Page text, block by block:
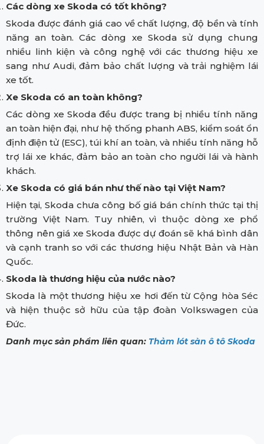
Các dòng xe Skoda có tốt không?
Skoda được đánh giá cao về chất lượng, độ bền và tính
năng an toàn. Các dòng xe Skoda sử dụng chung
nhiều linh kiện và công nghệ với các thương hiệu xe
sang như Audi, đảm bảo chất lượng và trải nghiệm lái
xe tốt.
Xe Skoda có an toàn không?
Các dòng xe Skoda đều được trang bị nhiều tính năng
an toàn hiện đại, như hệ thống phanh ABS, kiểm soát ổn
định điện tử (ESC), túi khí an toàn, và nhiều tính năng hỗ
trợ lái xe khác, đảm bảo an toàn cho người lái và hành
khách.
Xe Skoda có giá bán như thế nào tại Việt Nam?
Hiện tại, Skoda chưa công bố giá bán chính thức tại thị
trường Việt Nam. Tuy nhiên, vì thuộc dòng xe phổ
thông nên giá xe Skoda được dự đoán sẽ khá bình dân
và cạnh tranh so với các thương hiệu Nhật Bản và Hàn
Quốc.
Skoda là thương hiệu của nước nào?
Skoda là một thương hiệu xe hơi đến từ Cộng hòa Séc
và hiện thuộc sở hữu của tập đoàn Volkswagen của
Đức.
Danh mục sản phẩm liên quan: Thảm lót sàn ô tô Skoda